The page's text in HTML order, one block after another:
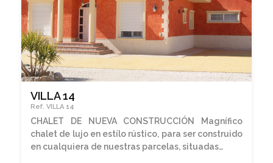
VILLA 14
Ref. VILLA 14
CHALET DE NUEVA CONSTRUCCIÓN Magnífico
chalet de lujo en estílo rústico, para ser construido
en cualquiera de nuestras parcelas, situadas…